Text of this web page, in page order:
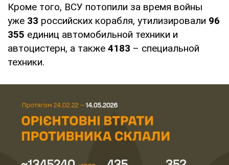
Кроме того, ВСУ потопили за время войны
уже 33 российских корабля, утилизировали 96
355 единиц автомобильной техники и
автоцистерн, а также 4183 – специальной
техники.